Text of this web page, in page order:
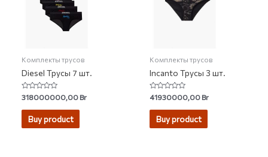
Комплекты трусов
Diesel Трусы 7 шт.
Rated
0
out
318000000,00Br
Buy product
Комплекты трусов
Incanto Трусы 3 шт.
Rated
0
out
41930000,00Br
Buy product